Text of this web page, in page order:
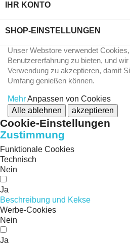
IHR KONTO
SHOP-EINSTELLUNGEN
Unser Webstore verwendet
Benutzererfahrung zu bieten, und
Verwendung zu akzeptieren, damit
Umfang genießen können.
MehrAnpassen von Cookies
Alle ablehnen
akzeptieren
Cookie-Einstellungen
Zustimmung
Funktionale Cookies
Technisch
Nein
Ja
Beschreibung und Kekse
Werbe-Cookies
Nein
Ja